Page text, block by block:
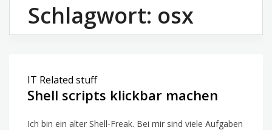
Schlagwort: osx
IT Related stuff
Shell scripts klickbar machen
Ich bin ein alter Shell-Freak. Bei mir sind viele Aufgaben